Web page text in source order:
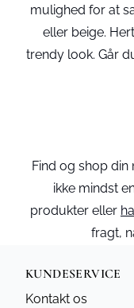
mulighed for at
eller beige.
trendy look. Går
Find og shop
ikke mindst
produkter eller
fragt,
KUNDESERVICE
Kontakt os